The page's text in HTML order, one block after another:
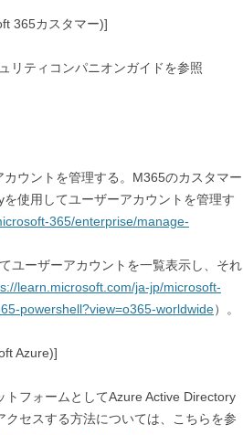
365カスタマー)]
リティコンパニオンガイドを参照
ウントを管理する。M365のカスタマー
使用してユーザーアカウントを管理す
365/enterprise/manage-
ユーザーアカウントを一覧表示し、それ
learn.microsoft.com/ja-jp/microsoft-
powershell?view=o365-worldwide）。
Azure)]
フォームとしてAzure Active Directory
セスする方法については、こちらを参